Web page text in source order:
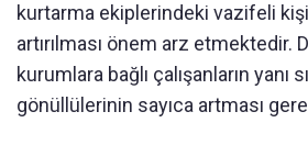
kurtarma ekiplerindeki vazifeli kişi
artırılması önem arz etmektedir.
kurumlara bağlı çalışanların yanı
gönüllülerinin sayıca artması